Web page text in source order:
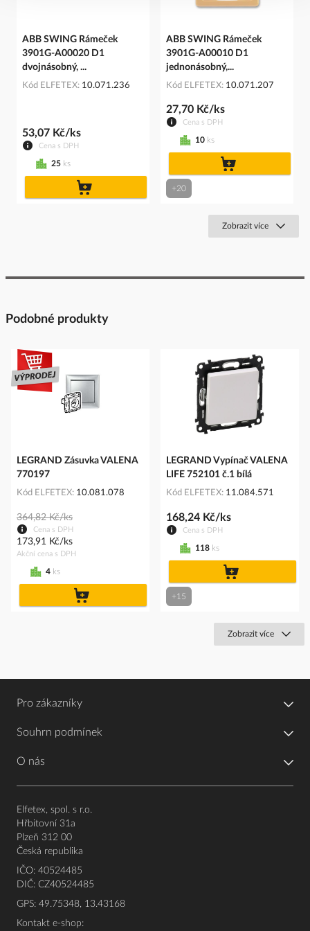
ABB SWING Rámeček
3901G-A00020 D1
dvojnásobný, ...
Kód ELFETEX 10.071.236
Cena s DPH
53,07 Kč/ks
25 ks
ABB SWING Rámeček
3901G-A00010 D1
jednonásobný,...
Kód ELFETEX 10.071.207
Cena s DPH
27,70 Kč/ks
10 ks
+20
Zobrazit více
Podobné produkty
LEGRAND Zásuvka VALENA
770197
Kód ELFETEX 10.081.078
Cena s DPH
364,82 Kč/ks
Akční cena s DPH
173,91 Kč/ks
4 ks
LEGRAND Vypínač VALENA
LIFE 752101 č.1 bílá
Kód ELFETEX 11.084.571
Cena s DPH
168,24 Kč/ks
118 ks
+15
Zobrazit více
Pro zákazníky
Souhrn podmínek
O nás
Elfetex, spol. s r.o.
Hřbitovní 31a
Plzeň 312 00
Česká republika
IČO: 40524485
DIČ: CZ40524485
GPS: 49.75348, 13.43168
Kontakt e-shop: